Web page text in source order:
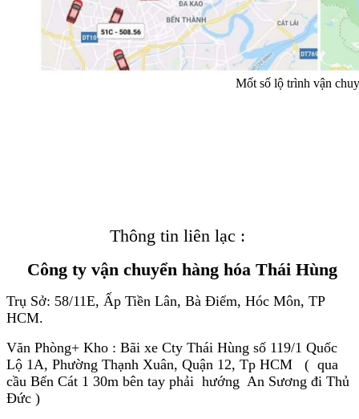
Mốt số lộ trình vận
Thông tin liên lạc :
Công ty vận chuyển hàng hóa Thái Hùng
Trụ Sở: 58/11E, Ấp Tiền Lân, Bà Điểm, Hóc Môn, TP
HCM.
Văn Phòng+ Kho : Bãi xe Cty Thái Hùng số 119/1 Quốc
Lộ 1A, Phường Thạnh Xuân, Quận 12, Tp HCM ( qua
cầu Bến Cát 1 30m bên tay phải hướng An Sương đi Thủ
Đức )